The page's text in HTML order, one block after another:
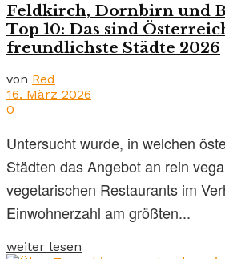
Feldkirch, Dornbirn und
Top 10: Das sind
freundlichste Städte 2026
von Red
16. März 2026
0
Untersucht wurde, in welchen
Städten das Angebot an rein
vegetarischen Restaurants im
Einwohnerzahl am größten...
weiter lesen